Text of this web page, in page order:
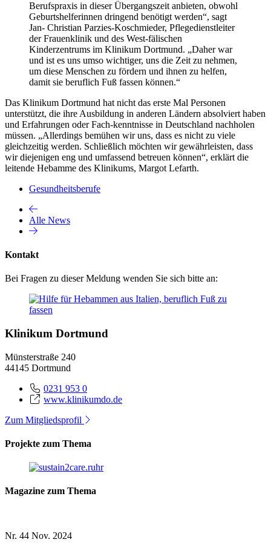
Berufspraxis in dieser Übergangszeit anbieten, obwohl
Geburtshelferinnen dringend benötigt werden“, sagt
Jan- Christian Parzies-Koschmieder, Pflegedienstleiter
der Frauenklinik und des West-fälischen
Kinderzentrums im Klinikum Dortmund. „Daher war
und ist es uns umso wichtiger, uns die Zeit zu nehmen,
um diese Menschen zu fördern und ihnen zu helfen,
damit sie beruflich Fuß fassen können.“
Das Klinikum Dortmund hat nicht das erste Mal Personen
unterstützt, die ihre Ausbildung in anderen Ländern absolviert haben
und Erfahrungen oder Fach-kenntnisse in Deutschland nachholen
müssen. „Allerdings bemühen wir uns, dass es nicht zu viele
gleichzeitig werden. Schließlich möchten wir gewährleisten, dass
wir diejenigen eng und umfassend betreuen können“, erklärt die
leitende Hebamme des Klinikums, Margot Lefarth.
Gesundheitsberufe
Alle News
Kontakt
Bei Fragen zu dieser Meldung wenden Sie sich bitte an:
Klinikum Dortmund
Münsterstraße 240
44145 Dortmund
0231 953 0
www.klinikumdo.de
Zum Mitgliedsprofil
Projekte zum Thema
Magazine zum Thema
Nr. 44 Nov. 2024